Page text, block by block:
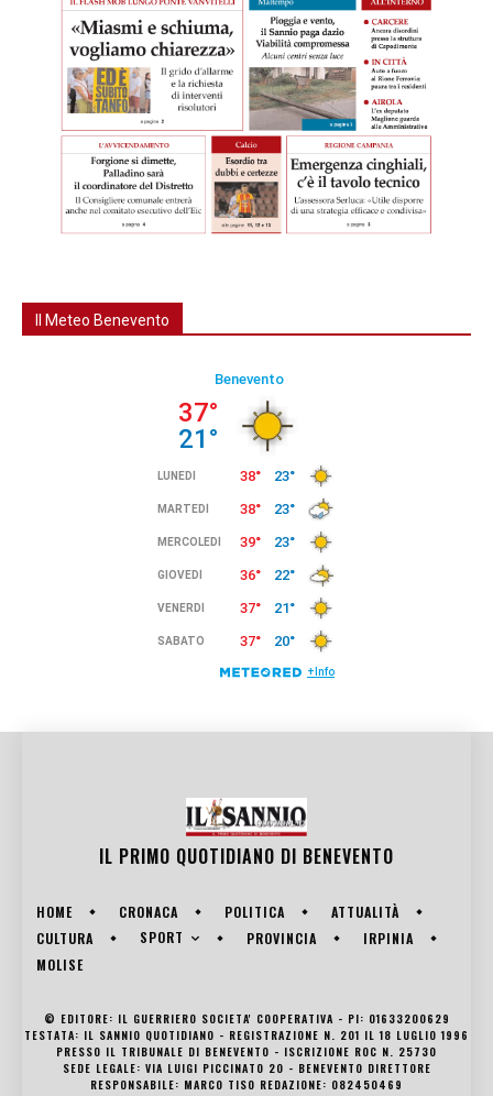
Il Meteo Benevento
IL PRIMO QUOTIDIANO DI BENEVENTO
HOME CRONACA POLITICA
ATTUALITÀ
CULTURA
SPORT PROVINCIA
IRPINIA
MOLISE
© EDITORE: IL GUERRIERO SOCIETA' COOPERATIVA - PI: 01633200629
TESTATA: IL SANNIO QUOTIDIANO - REGISTRAZIONE N. 201 IL 18 LUGLIO 1996
PRESSO IL TRIBUNALE DI BENEVENTO - ISCRIZIONE ROC N. 25730
SEDE LEGALE: VIA LUIGI PICCINATO 20 - BENEVENTO DIRETTORE
RESPONSABILE: MARCO TISO REDAZIONE: 082450469